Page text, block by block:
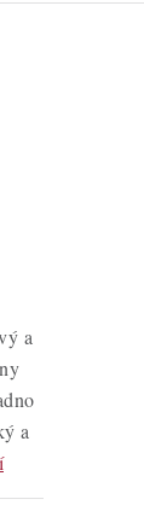
a
a